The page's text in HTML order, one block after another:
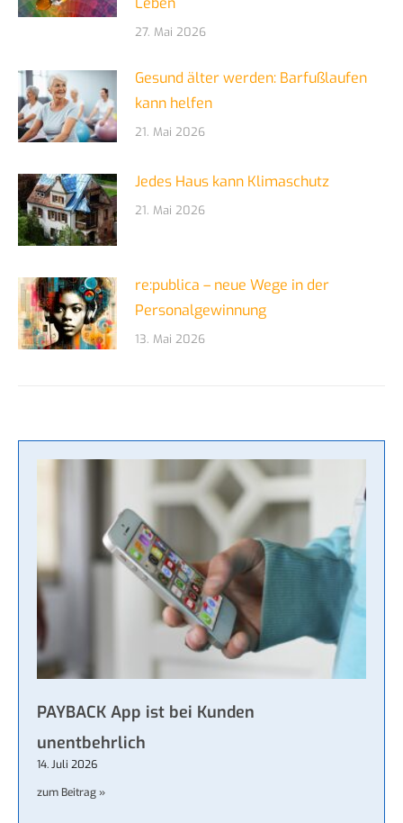
27. Mai 2026
Gesund älter werden: Barfußlaufen
kann helfen
21. Mai 2026
Jedes Haus kann Klimaschutz
21. Mai 2026
re:publica – neue Wege in der
Personalgewinnung
13. Mai 2026
PAYBACK App ist bei Kunden
unentbehrlich
14. Juli 2026
zum Beitrag »